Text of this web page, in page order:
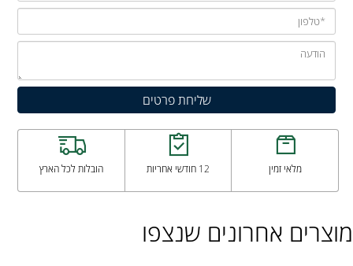
מלאי זמין 12 חודשי אחריות הובלות לכל הארץ
מוצרים אחרונים שנצפו